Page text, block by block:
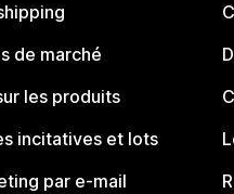
de marché
les produits
incitatives et lots
par e-mail